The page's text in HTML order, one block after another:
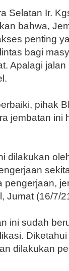
Selatan Ir.
bahwa,
penting
bagi
Apalagi
pihak
jembatan ini
dilakukan
pengerjaan,
Jumat (16/7/
ini sudah
dilakukan